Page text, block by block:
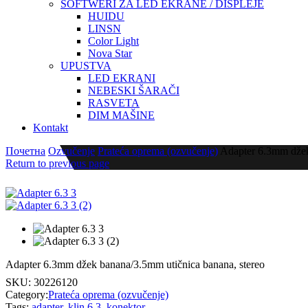
SOFTWERI ZA LED EKRANE / DISPLEJE
HUIDU
LINSN
Color Light
Nova Star
UPUSTVA
LED EKRANI
NEBESKI ŠARAČI
RASVETA
DIM MAŠINE
Kontakt
Почетна Ozvučenje Prateća oprema (ozvučenje) Adapter 6.3mm
Return to previous page
Adapter 6.3mm džek banana/3.5mm utičnica banana, stereo
SKU: 30226120
Category:Prateća oprema (ozvučenje)